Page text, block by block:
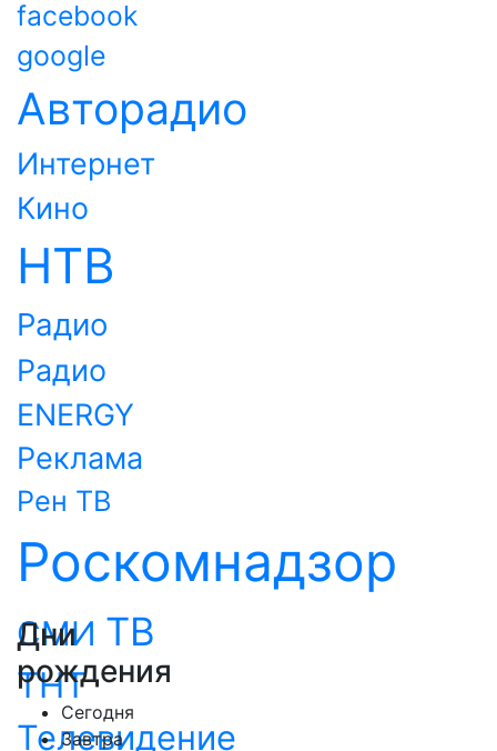
facebook
google
Авторадио
Интернет
Кино
НТВ
Радио
Радио
ENERGY
Реклама
Рен ТВ
Роскомнадзор
СМИ ТВ
ТНТ
Телевидение
Дни
рождения
Сегодня
Завтра